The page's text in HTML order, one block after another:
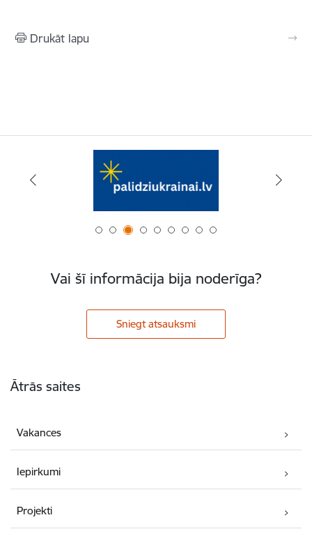
Drukāt lapu
Vai šī informācija bija noderīga?
Sniegt atsauksmi
Ātrās saites
Vakances
Iepirkumi
Projekti